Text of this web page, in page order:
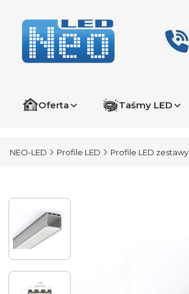
Oferta Taśmy LED
NEO-LED Profile LED Profile LED zestawy